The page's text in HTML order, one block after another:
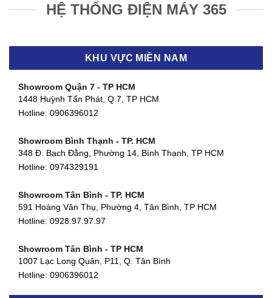
HỆ THỐNG ĐIỆN MÁY 365
KHU VỰC MIỀN NAM
Showroom Quận 7 - TP HCM
1448 Huỳnh Tấn Phát, Q.7, TP HCM
Hotline: 0906396012
Showroom Bình Thạnh - TP. HCM
348 Đ. Bạch Đằng, Phường 14, Bình Thạnh, TP HCM
Hotline: 0974329191
Showroom Tân Bình - TP. HCM
591 Hoàng Văn Thụ, Phường 4, Tân Bình, TP HCM
Hotline: 0928.97.97.97
Showroom Tân Bình - TP HCM
1007 Lạc Long Quân, P11, Q. Tân Bình
Hotline: 0906396012